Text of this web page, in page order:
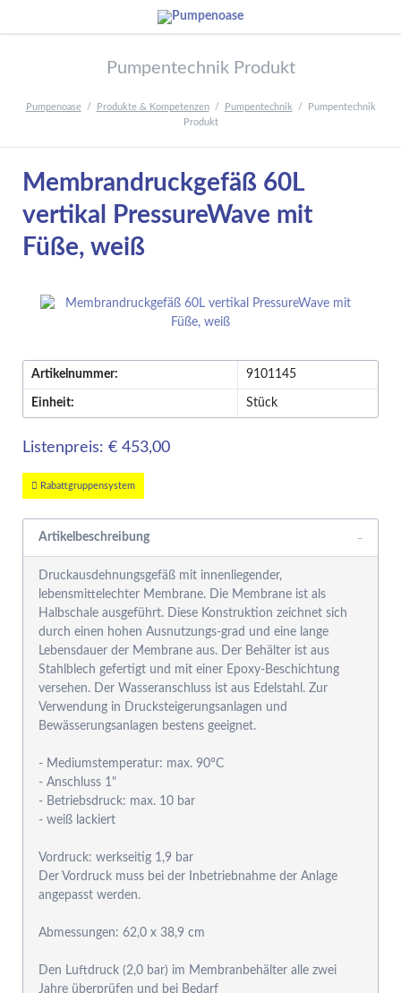
Pumpentechnik Produkt
Pumpenoase Produkte & Kompetenzen Pumpentechnik
Pumpentechnik
Produkt
Membrandruckgefäß 60L
vertikal PressureWave mit
Füße, weiß
Artikelnummer: 9101145
Einheit: Stück
Listenpreis: € 453,00
Rabattgruppensystem
Artikelbeschreibung
Druckausdehnungsgefäß mit innenliegender,
lebensmittelechter Membrane. Die Membrane ist als
Halbschale ausgeführt. Diese Konstruktion zeichnet sich
durch einen hohen Ausnutzungs-grad und eine lange
Lebensdauer der Membrane aus. Der Behälter ist aus
Stahlblech gefertigt und mit einer Epoxy-Beschichtung
versehen. Der Wasseranschluss ist aus Edelstahl. Zur
Verwendung in Drucksteigerungsanlagen und
Bewässerungsanlagen bestens geeignet.
- Mediumstemperatur: max. 90°C
- Anschluss 1"
- Betriebsdruck: max. 10 bar
- weiß lackiert
Vordruck: werkseitig 1,9 bar
Der Vordruck muss bei der Inbetriebnahme der Anlage
angepasst werden.
Abmessungen: 62,0 x 38,9 cm
Den Luftdruck (2,0 bar) im Membranbehälter alle zwei
Jahre überprüfen und bei Bedarf